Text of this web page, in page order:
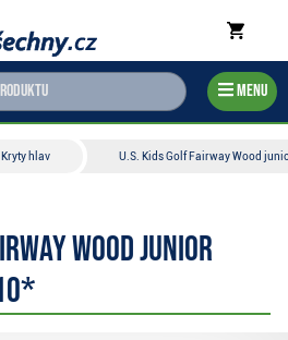
Menu
Kryty hlav U.S. Kids Golf Fairway Wood
Wood junior